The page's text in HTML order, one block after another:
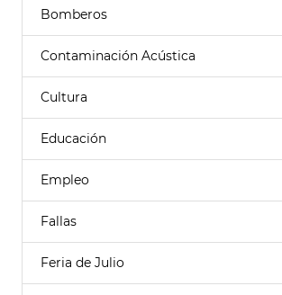
Bomberos
Contaminación Acústica
Cultura
Educación
Empleo
Fallas
Feria de Julio